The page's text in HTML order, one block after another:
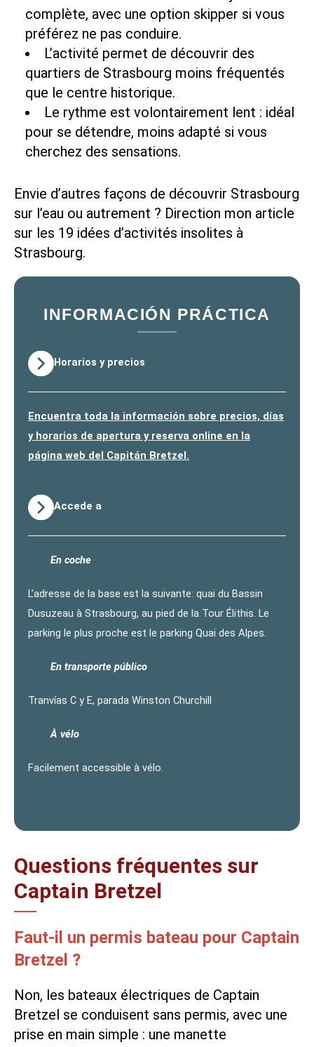
complète, avec une option skipper si vous
préférez ne pas conduire.
L’activité permet de découvrir des
quartiers de Strasbourg moins fréquentés
que le centre historique.
Le rythme est volontairement lent : idéal
pour se détendre, moins adapté si vous
cherchez des sensations.
Envie d’autres façons de découvrir Strasbourg
sur l’eau ou autrement ? Direction mon article
sur les 19 idées d’activités insolites à
Strasbourg.
INFORMACIÓN PRÁCTICA
Horarios y precios
Encuentra toda la información sobre precios, días
y horarios de apertura y reserva online en la
página web del Capitán Bretzel.
Accede a
En coche
L’adresse de la base est la suivante: quai du Bassin
Dusuzeau à Strasbourg, au pied de la Tour Élithis. Le
parking le plus proche est le parking Quai des Alpes.
En transporte público
Tranvías C y E, parada Winston Churchill
À vélo
Facilement accessible à vélo.
Questions fréquentes sur
Captain Bretzel
Faut-il un permis bateau pour Captain
Bretzel ?
Non, les bateaux électriques de Captain
Bretzel se conduisent sans permis, avec une
prise en main simple : une manette